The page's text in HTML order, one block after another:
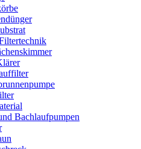
Bachlaufpumpen